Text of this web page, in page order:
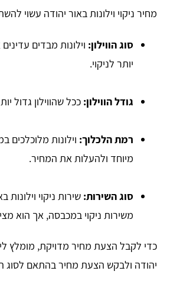
מחיר ניקוי וילונות באור יהודה עשוי
סוג הווילון: וילונות מבדים
יותר לניקוי.
גודל הווילון: ככל שהווילון גדול
רמת הלכלוך: וילונות מלוכלכים
מיוחד ולהעלות את המחיר.
סוג השירות: שירות ניקוי
משירות ניקוי במכבסה, אך הוא
כדי לקבל הצעת מחיר מדויקת, מומלץ
יהודה ולבקש הצעת מחיר בהתאם לסוג